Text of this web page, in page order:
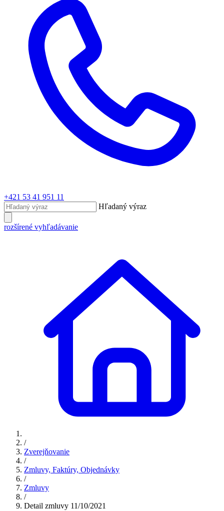
+421 53 41 951 11
Hľadaný výraz
rozšírené vyhľadávanie
/
Zverejňovanie
/
Zmluvy, Faktúry, Objednávky
/
Zmluvy
/
Detail zmluvy 11/10/2021